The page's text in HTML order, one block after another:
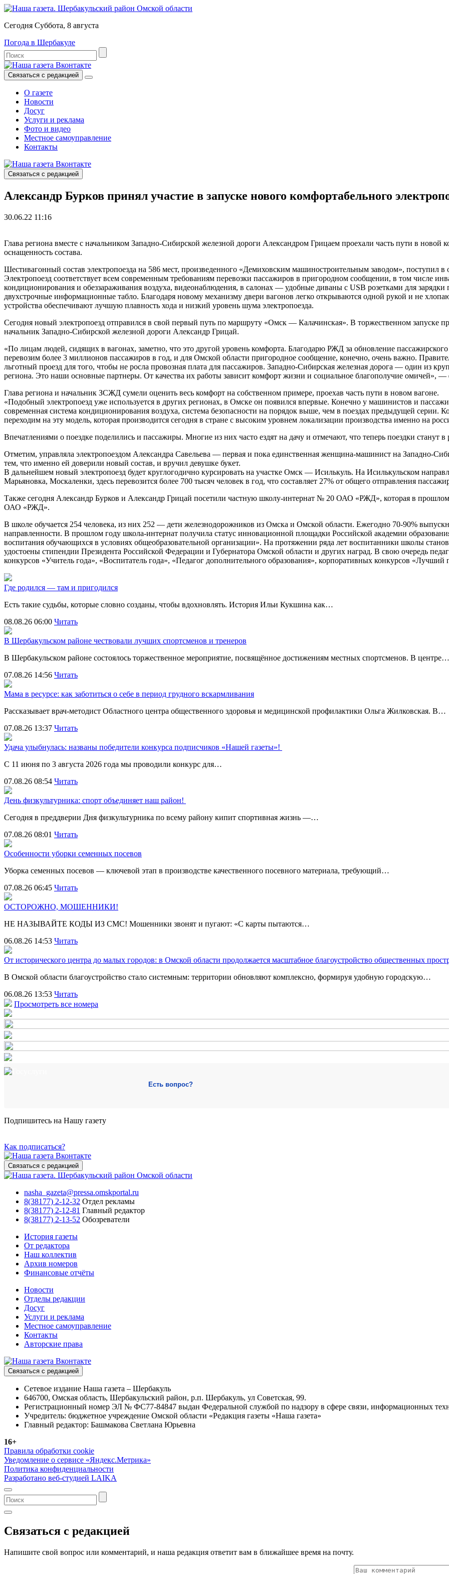
Сегодня Суббота, 8 августа
Погода в Шербакуле
Связаться с редакцией
О газете
Новости
Досуг
Услуги и реклама
Фото и видео
Местное самоуправление
Контакты
Связаться с редакцией
Александр Бурков принял участие в запуске нового комфортабельного
30.06.22 11:16
Глава региона вместе с начальником Западно-Сибирской железной дороги Александром Грицаем проехали часть пути в новой
оснащенность состава.
Шестивагонный состав электропоезда на 586 мест, произведенного «Демиховским машиностроительным заводом», поступил
Электропоезд соответствует всем современным требованиям перевозки пассажиров в пригородном сообщении, в том числе
кондиционирования и обеззараживания воздуха, видеонаблюдения, в салонах — удобные диваны с USB розетками для
двухстрочные информационные табло. Благодаря новому механизму двери вагонов легко открываются одной рукой и не
устройства обеспечивают лучшую плавность хода и низкий уровень шума электропоезда.
Сегодня новый электропоезд отправился в свой первый путь по маршруту «Омск — Калачинская». В торжественном запуске
начальник Западно-Сибирской железной дороги Александр Грицай.
«По лицам людей, сидящих в вагонах, заметно, что это другой уровень комфорта. Благодарю РЖД за обновление
перевозим более 3 миллионов пассажиров в год, и для Омской области пригородное сообщение, конечно, очень важно.
льготный проезд для того, чтобы не росла провозная плата для пассажиров. Западно-Сибирская железная дорога — один из
региона. Это наши основные партнеры. От качества их работы зависит комфорт жизни и социальное благополучие омичей», —
Глава региона и начальник ЗСЖД сумели оценить весь комфорт на собственном примере, проехав часть пути в новом вагоне.
«Подобный электропоезд уже используется в других регионах, в Омске он появился впервые. Конечно у машинистов и
современная система кондиционирования воздуха, система безопасности на порядок выше, чем в поездах предыдущей серии.
переходим на эту модель, которая производится сегодня в стране с высоким уровнем локализации производства именно на
Впечатлениями о поездке поделились и пассажиры. Многие из них часто ездят на дачу и отмечают, что теперь поездки станут в
Отметим, управляла электропоездом Александра Савельева — первая и пока единственная женщина-машинист на Западно-
тем, что именно ей доверили новый состав, и вручил девушке букет.
В дальнейшем новый электропоезд будет круглогодично курсировать на участке Омск — Исилькуль. На Исилькульском
Марьяновка, Москаленки, здесь перевозится более 700 тысяч человек в год, что составляет 27% от общего отправления
Также сегодня Александр Бурков и Александр Грицай посетили частную школу-интернат № 20 ОАО «РЖД», которая в прошлом
ОАО «РЖД».
В школе обучается 254 человека, из них 252 — дети железнодорожников из Омска и Омской области. Ежегодно 70-90%
направленности. В прошлом году школа-интернат получила статус инновационной площадки Российской академии
воспитания обучающихся в условиях общеобразовательной организации». На протяжении ряда лет воспитанники школы
удостоены стипендии Президента Российской Федерации и Губернатора Омской области и других наград. В свою очередь
конкурсов «Учитель года», «Воспитатель года», «Педагог дополнительного образования», корпоративных конкурсов
Где родился — там и пригодился
Есть такие судьбы, которые словно созданы, чтобы вдохновлять. История Ильи Кукшина как…
08.08.26 06:00 Читать
В Шербакульском районе чествовали лучших спортсменов и тренеров
В Шербакульском районе состоялось торжественное мероприятие, посвящённое достижениям местных спортсменов. В центре…
07.08.26 14:56 Читать
Мама в ресурсе: как заботиться о себе в период грудного вскармливания
Рассказывает врач-методист Областного центра общественного здоровья и медицинской профилактики Ольга Жилковская. В…
07.08.26 13:37 Читать
Удача улыбнулась: названы победители конкурса подписчиков «Нашей газеты»!
С 11 июня по 3 августа 2026 года мы проводили конкурс для…
07.08.26 08:54 Читать
День физкультурника: спорт объединяет наш район!
Сегодня в преддверии Дня физкультурника по всему району кипит спортивная жизнь —…
07.08.26 08:01 Читать
Особенности уборки семенных посевов
Уборка семенных посевов — ключевой этап в производстве качественного посевного материала, требующий…
07.08.26 06:45 Читать
ОСТОРОЖНО, МОШЕННИКИ!
НЕ НАЗЫВАЙТЕ КОДЫ ИЗ СМС! Мошенники звонят и пугают: «С карты пытаются…
06.08.26 14:53 Читать
От исторического центра до малых городов: в Омской области продолжается масштабное благоустройство общественных
В Омской области благоустройство стало системным: территории обновляют комплексно, формируя удобную городскую…
06.08.26 13:53 Читать
Просмотреть все номера
Есть вопрос?
Подпишитесь на Нашу газету
Как подписаться?
Связаться с редакцией
nasha_gazeta@pressa.omskportal.ru
8(38177) 2-12-32 Отдел рекламы
8(38177) 2-12-81 Главный редактор
8(38177) 2-13-52 Обозреватели
История газеты
От редактора
Наш коллектив
Архив номеров
Финансовые отчёты
Новости
Отделы редакции
Досуг
Услуги и реклама
Местное самоуправление
Контакты
Авторские права
Связаться с редакцией
Сетевое издание Наша газета – Шербакуль
646700, Омская область, Шербакульский район, р.п. Шербакуль, ул Советская, 99.
Регистрационный номер ЭЛ № ФС77-84847 выдан Федеральной службой по надзору в сфере связи, информационных
Учредитель: бюджетное учреждение Омской области «Редакция газеты «Наша газета»
Главный редактор: Башмакова Светлана Юрьевна
16+
Правила обработки cookie
Уведомление о сервисе «Яндекс.Метрика»
Политика конфиденциальности
Разработано веб-студией LAIKA
Связаться с редакцией
Напишите свой вопрос или комментарий, и наша редакция ответит вам в ближайшее время на почту.